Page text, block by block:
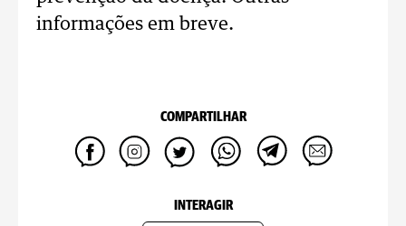
informações em breve.
COMPARTILHAR
INTERAGIR